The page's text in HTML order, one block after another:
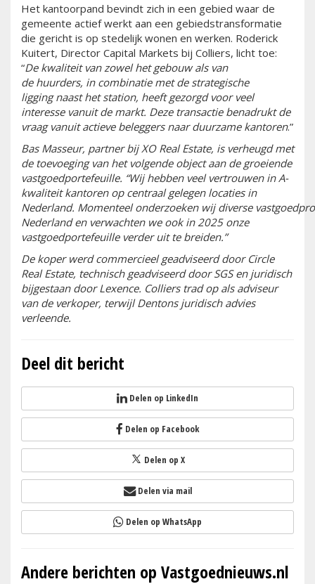
Het kantoorpand bevindt zich in een gebied waar de
gemeente actief werkt aan een gebiedstransformatie
die gericht is op stedelijk wonen en werken. Roderick
Kuitert, Director Capital Markets bij Colliers, licht toe:
“De kwaliteit van zowel het gebouw als van
dehuurders, in combinatie met de strategische
liggingnaasthet station, heeft gezorgd voor veel
interesse vanuitde markt. Deze transactie benadruktde
vraag vanuitactieve beleggers naar duurzame kantoren.”
Bas Masseur, partner bij XO Real Estate, is verheugd met
de toevoeging van het volgende object aan de groeiende
vastgoedportefeuille. “Wij hebben veel vertrouwen in A-
kwaliteit kantoren op centraal gelegen locaties in
Nederland. Momenteelonderzoeken wijdiverse
Nederlanden verwachtenweook in 2025 onze
vastgoedportefeuille verder uit te breiden.”
De koper werd commercieel geadviseerd door Circle
Real Estate, technisch geadviseerd door SGS en juridisch
bijgestaan door Lexence. Colliers trad op als adviseur
van de verkoper, terwijl Dentons juridisch advies
verleende.
Deel dit bericht
Delen op LinkedIn
Delen op Facebook
Delen op X
Delen via mail
Delen op WhatsApp
Andere berichten op Vastgoednieuws.nl